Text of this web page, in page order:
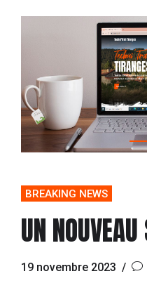
BREAKING NEWS
UN
19 novembre 2023